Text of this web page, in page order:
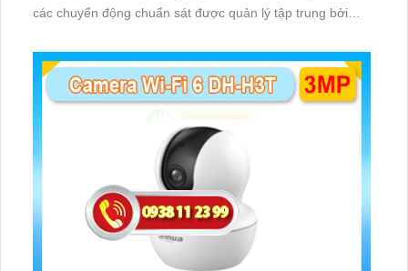
các chuyển động chuẩn sát được quản lý tập trung bởi